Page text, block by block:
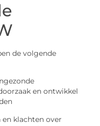
de volgende
en ontwikkel
en klachten over